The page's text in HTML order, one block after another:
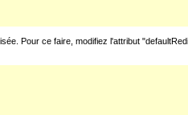
Pour ce faire, modifiez l'attribut